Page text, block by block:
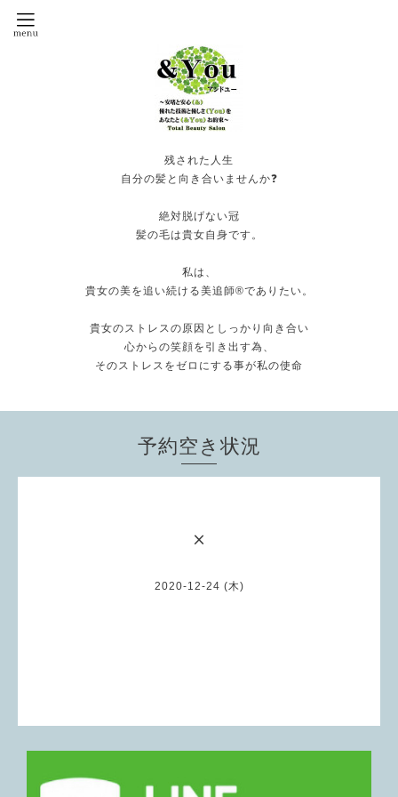
残された人生
自分の髪と向き合いませんか❓
絶対脱げない冠
髪の毛は貴女自身です。
私は、
貴女の美を追い続ける美追師®️でありたい。
貴女のストレスの原因としっかり向き合い
心からの笑顔を引き出す為、
そのストレスをゼロにする事が私の使命
予約空き状況
×
2020-12-24 (木)